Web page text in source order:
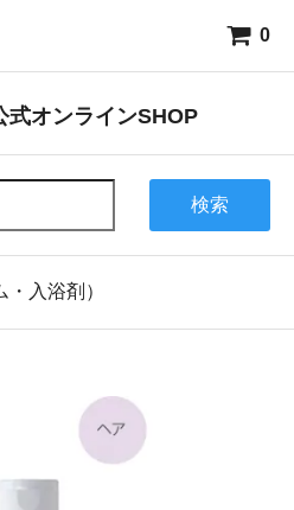
0
式オンラインSHOP
検索
入浴剤）